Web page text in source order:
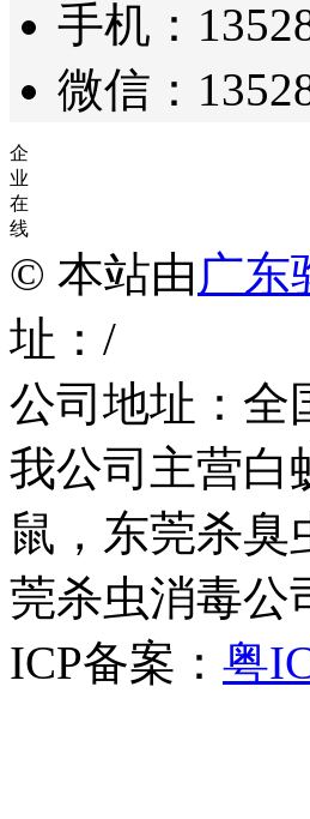
手机：
微信：
企
业
在
线
© 本站由广东
址：/
公司地址：全
我公司主营白
鼠，东莞杀臭
莞杀虫消毒公
ICP备案： 粤